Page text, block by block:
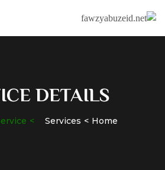
DETAILS
Home
Services